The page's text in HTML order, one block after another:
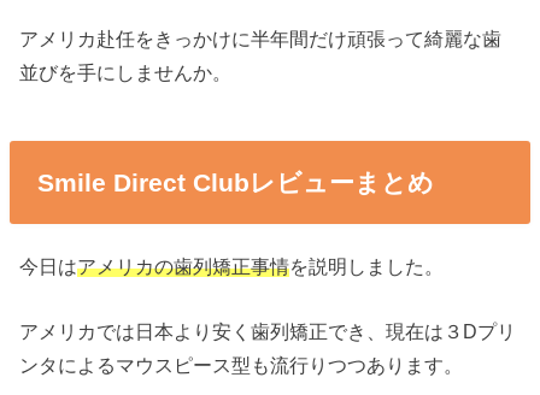
アメリカ赴任をきっかけに半年間だけ頑張って綺麗な歯
並びを手にしませんか。
Smile Direct Clubレビューまとめ
今日はアメリカの歯列矯正事情を説明しました。
アメリカでは日本より安く歯列矯正でき、現在は３Dプリ
ンタによるマウスピース型も流行りつつあります。